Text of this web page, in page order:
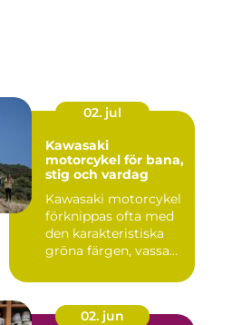
02. jul
Kawasaki
motorcykel för bana,
stig och vardag
Kawasaki motorcykel
förknippas ofta med
den karakteristiska
gröna färgen, vassa
02. jun